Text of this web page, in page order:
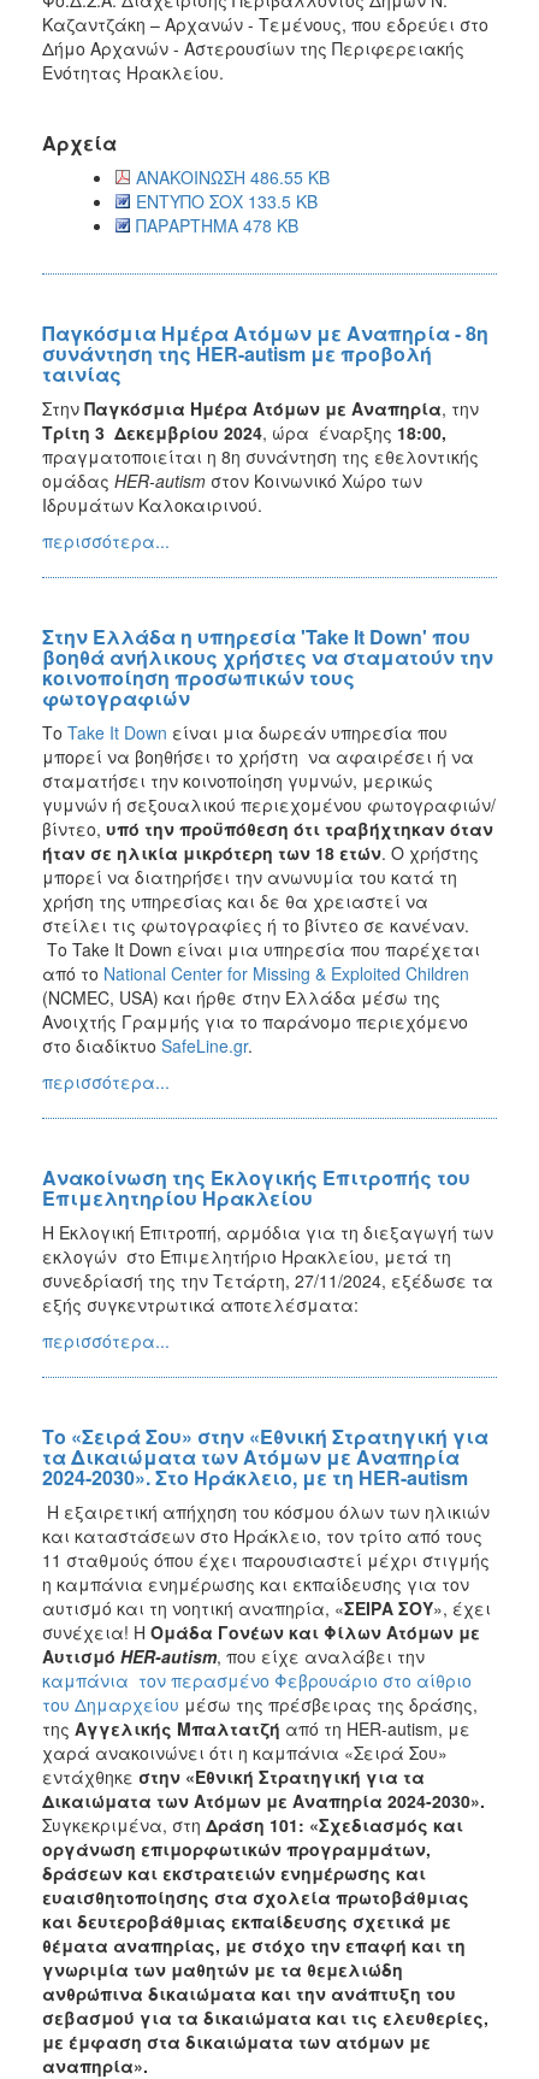
Καζαντζάκη – Αρχανών - Τεμένους, που εδρεύει στο
Δήμο Αρχανών - Αστερουσίων της Περιφερειακής
Ενότητας Ηρακλείου.
Αρχεία
ΑΝΑΚΟΙΝΩΣΗ 486.55 KB
ΕΝΤΥΠΟ ΣΟΧ 133.5 KB
ΠΑΡΑΡΤΗΜΑ 478 KB
Παγκόσμια Ημέρα Ατόμων με Αναπηρία - 8η
συνάντηση της HER-autism με προβολή
ταινίας
Στην Παγκόσμια Ημέρα Ατόμων με Αναπηρία, την
Τρίτη 3 Δεκεμβρίου 2024, ώρα έναρξης 18:00,
πραγματοποιείται η 8η συνάντηση της εθελοντικής
ομάδας HER-autism στον Κοινωνικό Χώρο των
Ιδρυμάτων Καλοκαιρινού.
περισσότερα...
Στην Ελλάδα η υπηρεσία 'Take It Down' που
βοηθά ανήλικους χρήστες να σταματούν την
κοινοποίηση προσωπικών τους
φωτογραφιών
Το Take It Down είναι μια δωρεάν υπηρεσία που
μπορεί να βοηθήσει το χρήστη να αφαιρέσει ή να
σταματήσει την κοινοποίηση γυμνών, μερικώς
γυμνών ή σεξουαλικού περιεχομένου φωτογραφιών/
βίντεο, υπό την προϋπόθεση ότι τραβήχτηκαν όταν
ήταν σε ηλικία μικρότερη των 18 ετών. Ο χρήστης
μπορεί να διατηρήσει την ανωνυμία του κατά τη
χρήση της υπηρεσίας και δε θα χρειαστεί να
στείλει τις φωτογραφίες ή τo βίντεο σε κανέναν.
Το Take It Down είναι μια υπηρεσία που παρέχεται
από το National Center for Missing & Exploited Children
(NCMEC, USA) και ήρθε στην Ελλάδα μέσω της
Ανοιχτής Γραμμής για το παράνομο περιεχόμενο
στο διαδίκτυο SafeLine.gr.
περισσότερα...
Ανακοίνωση της Εκλογικής Επιτροπής του
Επιμελητηρίου Ηρακλείου
Η Εκλογική Επιτροπή, αρμόδια για τη διεξαγωγή των
εκλογών στο Επιμελητήριο Ηρακλείου, μετά τη
συνεδρίασή της την Τετάρτη, 27/11/2024, εξέδωσε τα
εξής συγκεντρωτικά αποτελέσματα:
περισσότερα...
Το «Σειρά Σου» στην «Εθνική Στρατηγική για
τα Δικαιώματα των Ατόμων με Αναπηρία
2024-2030». Στο Ηράκλειο, με τη HER-autism
Η εξαιρετική απήχηση του κόσμου όλων των ηλικιών
και καταστάσεων στο Ηράκλειο, τον τρίτο από τους
11 σταθμούς όπου έχει παρουσιαστεί μέχρι στιγμής
η καμπάνια ενημέρωσης και εκπαίδευσης για τον
αυτισμό και τη νοητική αναπηρία, «ΣΕΙΡΑ ΣΟΥ», έχει
συνέχεια! Η Ομάδα Γονέων και Φίλων Ατόμων με
Αυτισμό HER-autism, που είχε αναλάβει την
καμπάνια τον περασμένο Φεβρουάριο στο αίθριο
του Δημαρχείου μέσω της πρέσβειρας της δράσης,
της Αγγελικής Μπαλτατζή από τη HER-autism, με
χαρά ανακοινώνει ότι η καμπάνια «Σειρά Σου»
εντάχθηκε στην «Εθνική Στρατηγική για τα
Δικαιώματα των Ατόμων με Αναπηρία 2024-2030».
Συγκεκριμένα, στη Δράση 101: «Σχεδιασμός και
οργάνωση επιμορφωτικών προγραμμάτων,
δράσεων και εκστρατειών ενημέρωσης και
ευαισθητοποίησης στα σχολεία πρωτοβάθμιας
και δευτεροβάθμιας εκπαίδευσης σχετικά με
θέματα αναπηρίας, με στόχο την επαφή και τη
γνωριμία των μαθητών με τα θεμελιώδη
ανθρώπινα δικαιώματα και την ανάπτυξη του
σεβασμού́ για τα δικαιώματα και τις ελευθερίες,
με έμφαση στα δικαιώματα των ατόμων με
αναπηρία».